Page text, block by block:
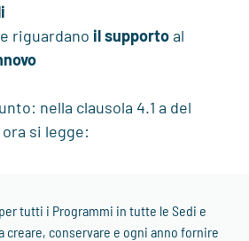
riguardano il supportoal
nella clausola 4.1 a del
si legge:
tutti i Programmi in tutte le Sedi e
conservare e ogni anno fornire